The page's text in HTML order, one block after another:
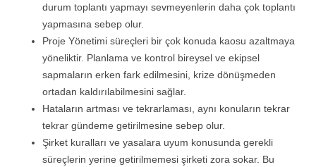
durum toplantı yapmayı sevmeyenlerin daha çok toplantı
yapmasına sebep olur.
Proje Yönetimi süreçleri bir çok konuda kaosu azaltmaya
yöneliktir. Planlama ve kontrol bireysel ve ekipsel
sapmaların erken fark edilmesini, krize dönüşmeden
ortadan kaldırılabilmesini sağlar.
Hataların artması ve tekrarlaması, aynı konuların tekrar
tekrar gündeme getirilmesine sebep olur.
Şirket kuralları ve yasalara uyum konusunda gerekli
süreçlerin yerine getirilmemesi şirketi zora sokar. Bu